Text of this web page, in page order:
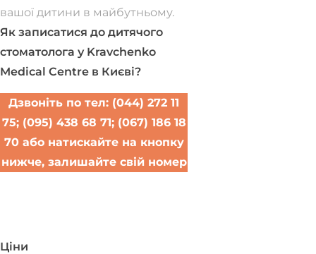
вашої дитини в майбутньому.
Як записатися до дитячого
стоматолога у Kravchenko
Medical Centre в Києві?
Дзвоніть по тел: (044) 272 11
75; (095) 438 68 71; (067) 186 18
70 або натискайте на кнопку
нижче, залишайте свій номер
Ціни